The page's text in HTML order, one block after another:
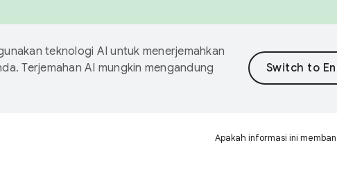
teknologi AI untuk menerjemahkan
Terjemahan AI mungkin mengandung
Apakah informasi ini